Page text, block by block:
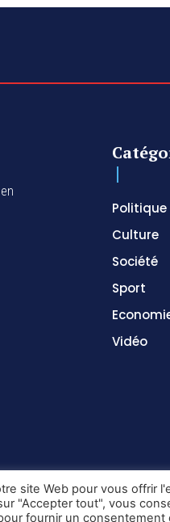
Politique
Culture
Société
Sport
Vidéo
site Web pour vous offrir
"Accepter tout", vous
fournir un consentement